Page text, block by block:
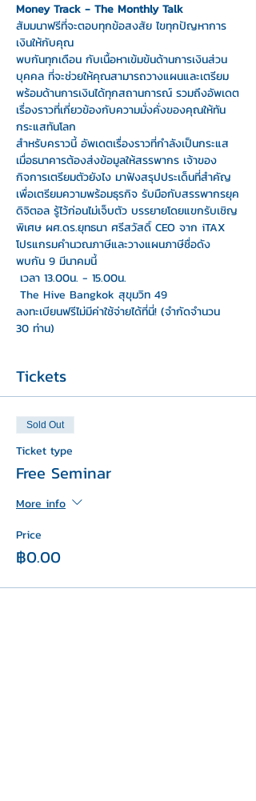
Money Track - The Monthly Talk
สัมมนาฟรีที่จะตอบทุกข้อสงสัย ไขทุกปัญหาการ
เงินให้กับคุณ
พบกันทุกเดือน กับเนื้อหาเข้มข้นด้านการเงินส่วน
บุคคล ที่จะช่วยให้คุณสามารถวางแผนและเตรียม
พร้อมด้านการเงินได้ทุกสถานการณ์ รวมถึงอัพเดต
เรื่องราวที่เกี่ยวข้องกับความมั่งคั่งของคุณให้ทัน
กระแสทันโลก
สำหรับคราวนี้ อัพเดตเรื่องราวที่กำลังเป็นกระแส
เมื่อธนาคารต้องส่งข้อมูลให้สรรพากร เจ้าของ
กิจการเตรียมตัวยังไง มาฟังสรุปประเด็นที่สำคัญ
เพื่อเตรียมความพร้อมธุรกิจ รับมือกับสรรพากรยุค
ดิจิตอล รู้ไว้ก่อนไม่เจ็บตัว บรรยายโดยแขกรับเชิญ
พิเศษ ผศ.ดร.ยุทธนา ศรีสวัสดิ์ CEO จาก iTAX
โปรแกรมคำนวณภาษีและวางแผนภาษีชื่อดัง
พบกัน 9 มีนาคมนี้
The Hive Bangkok สุขุมวิท 49
ลงทะเบียนฟรีไม่มีค่าใช้จ่ายได้ที่นี่! (จำกัดจำนวน
30 ท่าน)
Tickets
Sold Out
Ticket type
Free Seminar
More info
Price
฿0.00